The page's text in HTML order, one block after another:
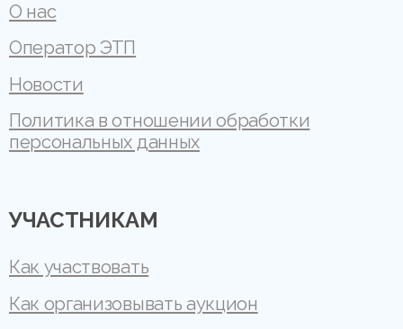
О нас
Оператор ЭТП
Новости
Политика в отношении обработки
персональных данных
УЧАСТНИКАМ
Как участвовать
Как организовывать аукцион